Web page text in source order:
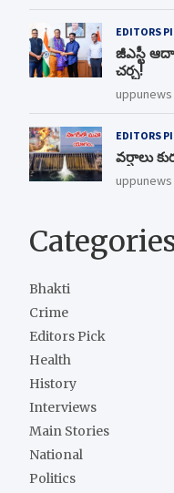
EDITORS
జీఎస్టీ
చర్చ!
uppunews
EDITORS
వర్షాలు
uppunews
Bhakti
Crime
Editors Pick
Health
History
Interviews
Main Stories
National
Politics